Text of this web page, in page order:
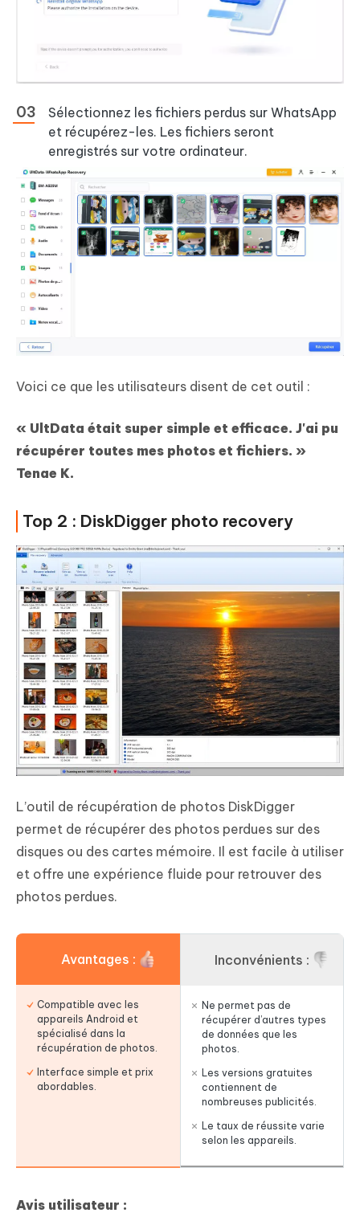
Sélectionnez les fichiers perdus sur WhatsApp
et récupérez-les. Les fichiers seront
enregistrés sur votre ordinateur.
Voici ce que les utilisateurs disent de cet outil :
« UltData était super simple et efficace. J'ai pu
récupérer toutes mes photos et fichiers. »
Tenae K.
Top 2 : DiskDigger photo recovery
L’outil de récupération de photos DiskDigger
permet de récupérer des photos perdues sur des
disques ou des cartes mémoire. Il est facile à utiliser
et offre une expérience fluide pour retrouver des
photos perdues.
Avantages :
Compatible avec les
appareils Android et
spécialisé dans la
récupération de photos.
Interface simple et prix
abordables.
Inconvénients :
Ne permet pas de
récupérer d’autres types
de données que les
photos.
Les versions gratuites
contiennent de
nombreuses publicités.
Le taux de réussite varie
selon les appareils.
Avis utilisateur :